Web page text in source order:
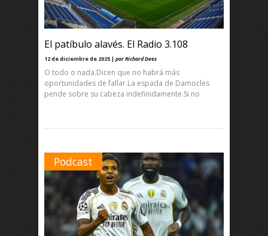
El patíbulo alavés. El Radio 3.108
12 de diciembre de 2025 | por Richard Dees
O todo o nada.Dicen que no habrá más
oportunidades de fallar.La espada de Damocles
pende sobre su cabeza indefinidamente.Si no
Podcast